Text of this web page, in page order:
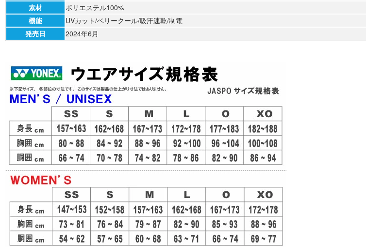
素材
ポリエステル100%
機能
UVカット/ベリークール/吸汗速乾/制電
発売日
2024年6月